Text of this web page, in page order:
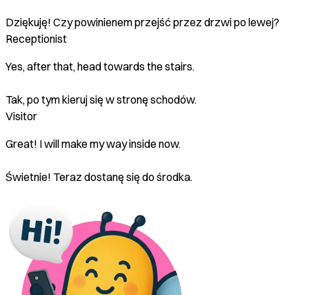
Dziękuję! Czy powinienem przejść przez drzwi po lewej?
Receptionist
Yes, after that, head towards the stairs.
Tak, po tym kieruj się w stronę schodów.
Visitor
Great! I will make my way inside now.
Świetnie! Teraz dostanę się do środka.